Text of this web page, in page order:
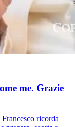
me. Grazie
ricorda